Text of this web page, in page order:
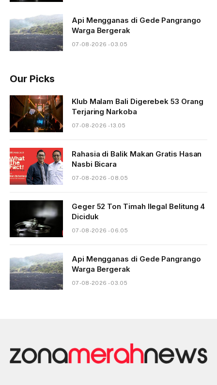
Api Mengganas di Gede Pangrango
Warga Bergerak
07-08-2026 - 03.05
Our Picks
Klub Malam Bali Digerebek 53 Orang
Terjaring Narkoba
07-08-2026 - 13.05
Rahasia di Balik Makan Gratis Hasan
Nasbi Bicara
07-08-2026 - 08.05
Geger 52 Ton Timah Ilegal Belitung 4
Diciduk
07-08-2026 - 06.05
Api Mengganas di Gede Pangrango
Warga Bergerak
07-08-2026 - 03.05